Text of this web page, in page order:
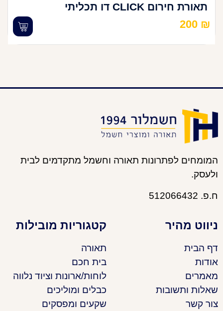
תאורת חירום CLICK דו תכליתי
200 ₪
המומחים לפתרונות תאורה וחשמל מתקדמים לבית
ולעסק.
ח.פ. 512066432
ניווט מהיר
דף הבית
אודות
מאמרים
שאלות ותשובות
צור קשר
קטגוריות מובילות
תאורה
בית חכם
לוחות/ארונות וציוד נלווה
כבלים ומוליכים
שקעים ומפסקים